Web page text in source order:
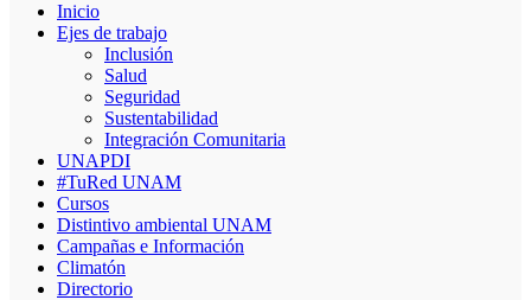
Inicio
Ejes de trabajo
Inclusión
Salud
Seguridad
Sustentabilidad
Integración Comunitaria
UNAPDI
#TuRed UNAM
Cursos
Distintivo ambiental UNAM
Campañas e Información
Climatón
Directorio